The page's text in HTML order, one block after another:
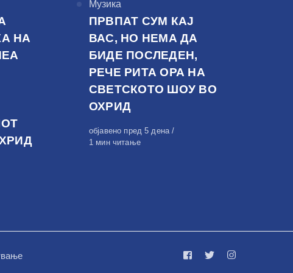
НА
КАтегорија
Музика
ПРВПАТ СУМ КАЈ
ВАС, НО НЕМА ДА
БИДЕ ПОСЛЕДЕН,
РЕЧЕ РИТА ОРА НА
СВЕТСКОТО ШОУ ВО
ОХРИД
Објавено
на
објавено пред 5 дена
1 мин читање